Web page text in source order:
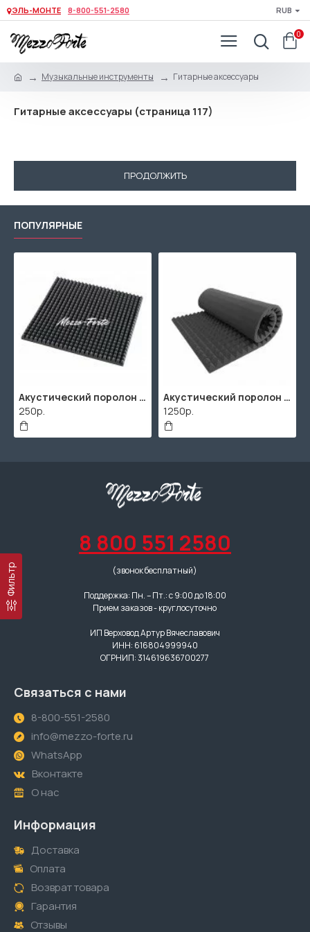
ЭЛЬ-МОНТЕ 8-800-551-2580 RUB
0
Музыкальные инструменты Гитарные аксессуары
Гитарные аксессуары (страница 117)
Фильтр
ПРОДОЛЖИТЬ
ПОПУЛЯРНЫЕ
Акустический поролон "Пирамида" / 480x480х30мм / Темно-серый
250р.
Акустический поролон "Пирамида" / 2000х1000мм
1250р.
8 800 551 2580
(звонок бесплатный)
Поддержка: Пн. – Пт.: с 9:00 до 18:00
Прием заказов - круглосуточно
ИП Верховод Артур Вячеславович
ИНН: 616804999940
ОГРНИП: 314619636700277
Связаться с нами
8-800-551-2580
info@mezzo-forte.ru
WhatsApp
Вконтакте
О нас
Информация
Доставка
Оплата
Возврат товара
Гарантия
Отзывы